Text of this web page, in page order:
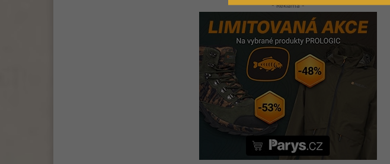
- Reklama -